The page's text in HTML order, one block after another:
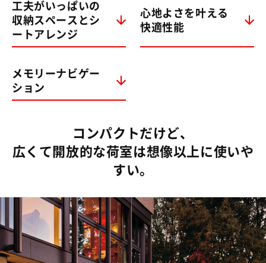
工夫がいっぱいの
収納スペースとシ
ートアレンジ
心地よさを叶える
快適性能
メモリーナビゲー
ション
コンパクトだけど、
広くて開放的な荷室は想像以上に使いや
すい。